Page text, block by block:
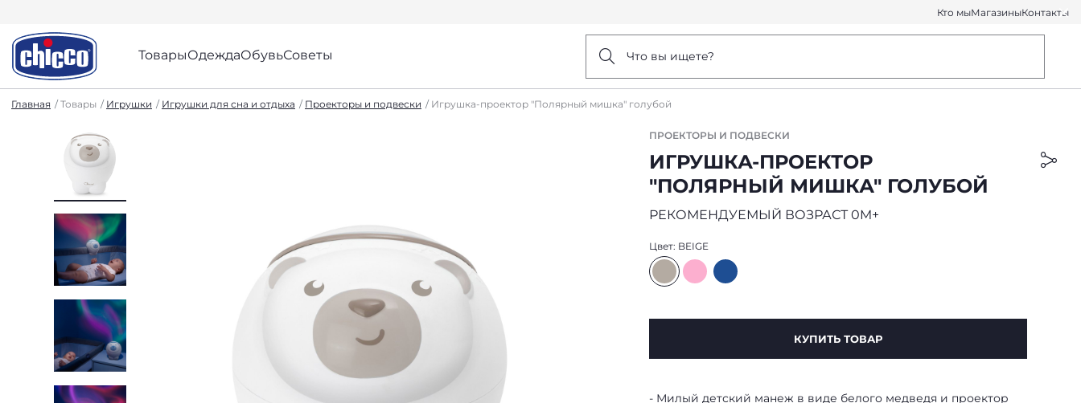
Кто мыМагазиныКонтакты
ТоварыОдеждаОбувьСоветы Что вы ищете?
Главная Товары Игрушки Игрушки для сна и отдыха Проекторы и подвески Игрушка-проектор "Полярный мишка" голубой
ПРОЕКТОРЫ И ПОДВЕСКИ
ИГРУШКА-ПРОЕКТОР
"ПОЛЯРНЫЙ МИШКА" ГОЛУБОЙ
РЕКОМЕНДУЕМЫЙ ВОЗРАСТ 0M+
Цвет: BEIGE
КУПИТЬ ТОВАР
Милый детский манеж в виде белого медведя и проектор